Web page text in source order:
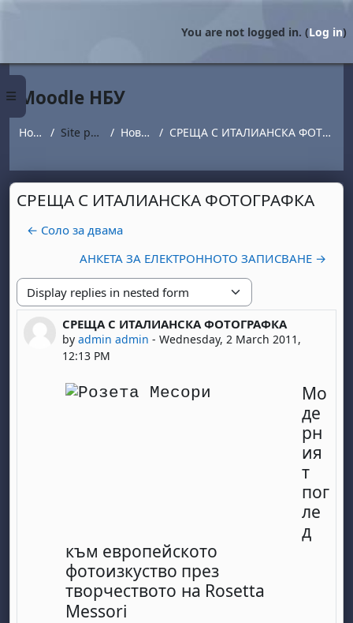
Side panel
You are not logged in. (Log in)
Moodle НБУ
Home Site pages Новини СРЕЩА С ИТАЛИАНСКА ФОТОГРАФКА
СРЕЩА С ИТАЛИАНСКА ФОТОГРАФКА
← Соло за двама
АНКЕТА ЗА ЕЛЕКТРОННОТО ЗАПИСВАНЕ →
Display mode
СРЕЩА С ИТАЛИАНСКА ФОТОГРАФКА
byadmin admin -Wednesday, 2 March 2011,
12:13 PM
Number of replies: 0
Мо
де
рн
ия
т
пог
ле
д
към европейското
фотоизкуство през
творчеството на Rosetta
Messori